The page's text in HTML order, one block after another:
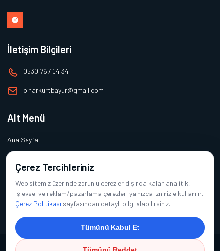
İletişim Bilgileri
0530 767 04 34
pinarkurtbayur@gmail.com
Alt Menü
Ana Sayfa
Hakkımızda
Ürünlerimiz
Referanslarımız
İletişim
Çerez Tercihleriniz
Web sitemiz üzerinde zorunlu çerezler dışında kalan analitik,
işlevsel ve reklam/pazarlama çerezleri yalnızca izninizle kullanılır.
Çerez Politikası sayfasından detaylı bilgi alabilirsiniz.
Tümünü Kabul Et